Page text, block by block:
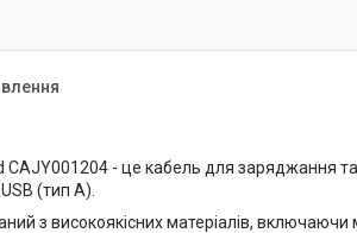
- це кабель для заряджання та
(тип A).
з високоякісних матеріалів,